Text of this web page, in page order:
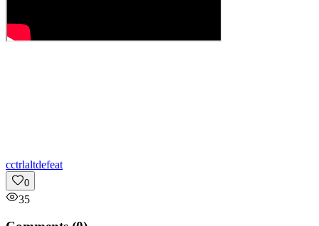
cctrlaltdefeat
0
35